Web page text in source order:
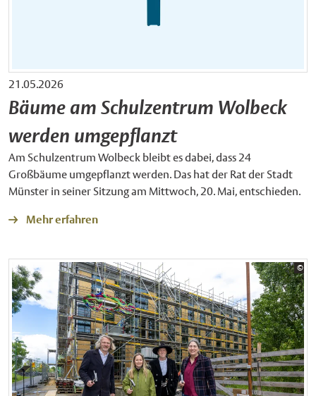
21.05.2026
Bäume am Schulzentrum Wolbeck
werden umgepflanzt
Am Schulzentrum Wolbeck bleibt es dabei, dass 24
Großbäume umgepflanzt werden. Das hat der Rat der Stadt
Münster in seiner Sitzung am Mittwoch, 20. Mai, entschieden.
Mehr erfahren
©